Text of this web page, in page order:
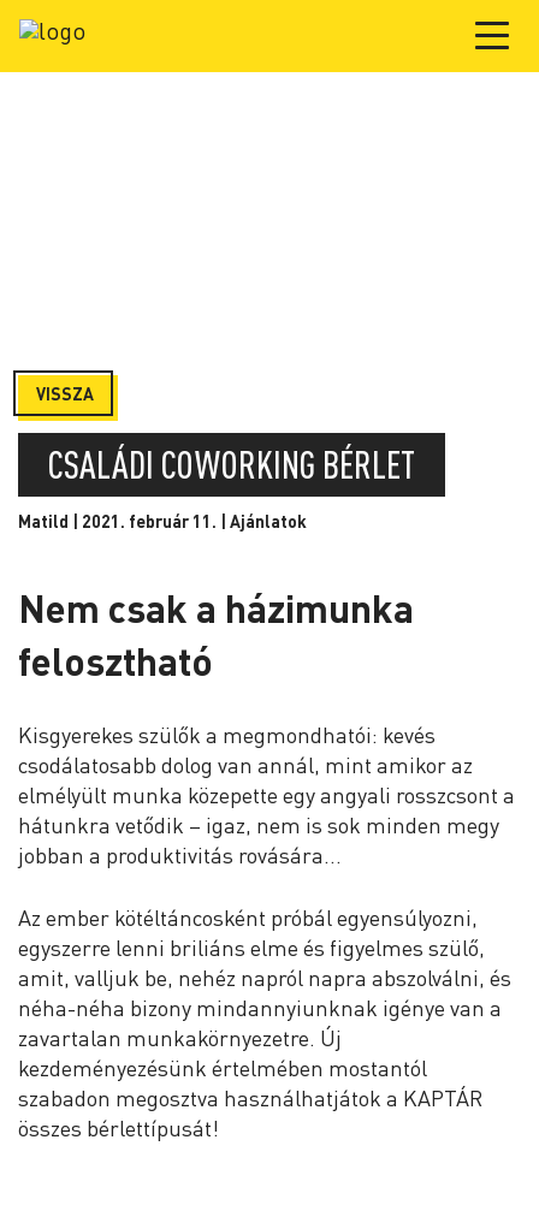
VISSZA
CSALÁDI COWORKING BÉRLET
Matild | 2021. február 11. | Ajánlatok
Nem csak a házimunka
felosztható
Kisgyerekes szülők a megmondhatói: kevés
csodálatosabb dolog van annál, mint amikor az
elmélyült munka közepette egy angyali rosszcsont a
hátunkra vetődik – igaz, nem is sok minden megy
jobban a produktivitás rovására…
Az ember kötéltáncosként próbál egyensúlyozni,
egyszerre lenni briliáns elme és figyelmes szülő,
amit, valljuk be, nehéz napról napra abszolválni, és
néha-néha bizony mindannyiunknak igénye van a
zavartalan munkakörnyezetre. Új
kezdeményezésünk értelmében mostantól
szabadon megosztva használhatjátok a KAPTÁR
összes bérlettípusát!